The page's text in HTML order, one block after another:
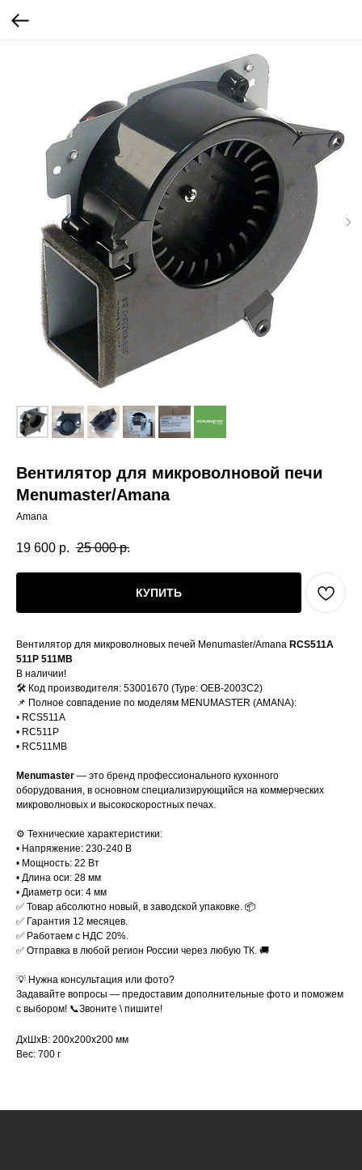
Вентилятор для микроволновой печи
Menumaster/Amana
Amana
19 600 р. 25 000 р.
КУПИТЬ
Вентилятор для микроволновых печей Menumaster/Amana RCS511A
511P 511MB
В наличии!
🛠️ Код производителя: 53001670 (Type: OEB-2003C2)
📌 Полное совпадение по моделям MENUMASTER (AMANA):
• RСS511A
• RС511P
• RС511MB
Menumaster — это бренд профессионального кухонного
оборудования, в основном специализирующийся на коммерческих
микроволновых и высокоскоростных печах.
⚙️ Технические характеристики:
• Напряжение: 230-240 В
• Мощность: 22 Вт
• Длина оси: 28 мм
• Диаметр оси: 4 мм
✅ Товар абсолютно новый, в заводской упаковке. 📦
✅ Гарантия 12 месяцев.
✅ Работаем с НДС 20%.
✅ Отправка в любой регион России через любую ТК. 🚚
💡 Нужна консультация или фото?
Задавайте вопросы — предоставим дополнительные фото и поможем
с выбором! 📞Звоните \ пишите!
ДxШxВ: 200x200x200 мм
Вес: 700 г